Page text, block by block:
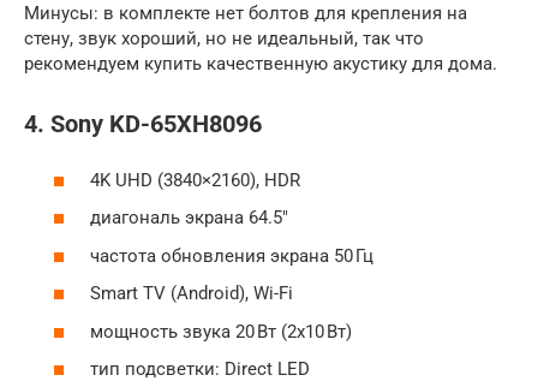
Минусы: в комплекте нет болтов для крепления на
стену, звук хороший, но не идеальный, так что
рекомендуем купить качественную акустику для дома.
4. Sony KD-65XH8096
4K UHD (3840×2160), HDR
диагональ экрана 64.5″
частота обновления экрана 50 Гц
Smart TV (Android), Wi-Fi
мощность звука 20 Вт (2х10 Вт)
тип подсветки: Direct LED